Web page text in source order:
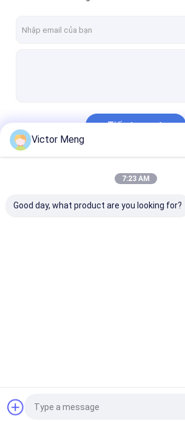
Tiếp tục
Danh Mục Của Chúng Tôi
Victor Meng
7:23 AM
Good day, what product are you looking for?